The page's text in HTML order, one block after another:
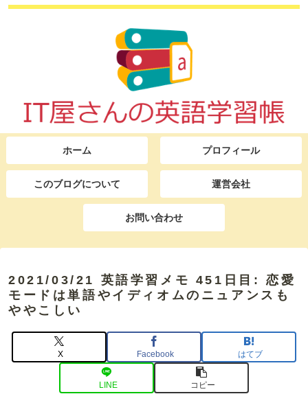
ホーム プロフィール
このブログについて 運営会社
お問い合わせ
2021/03/21 英語学習メモ 451日目: 恋愛
モードは単語やイディオムのニュアンスも
ややこしい
X Facebook はてブ
LINE コピー